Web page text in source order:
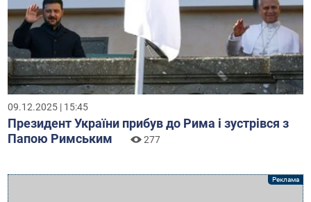
09.12.2025 | 15:45
Президент України прибув до Рима і зустрівся з
Папою Римським
277